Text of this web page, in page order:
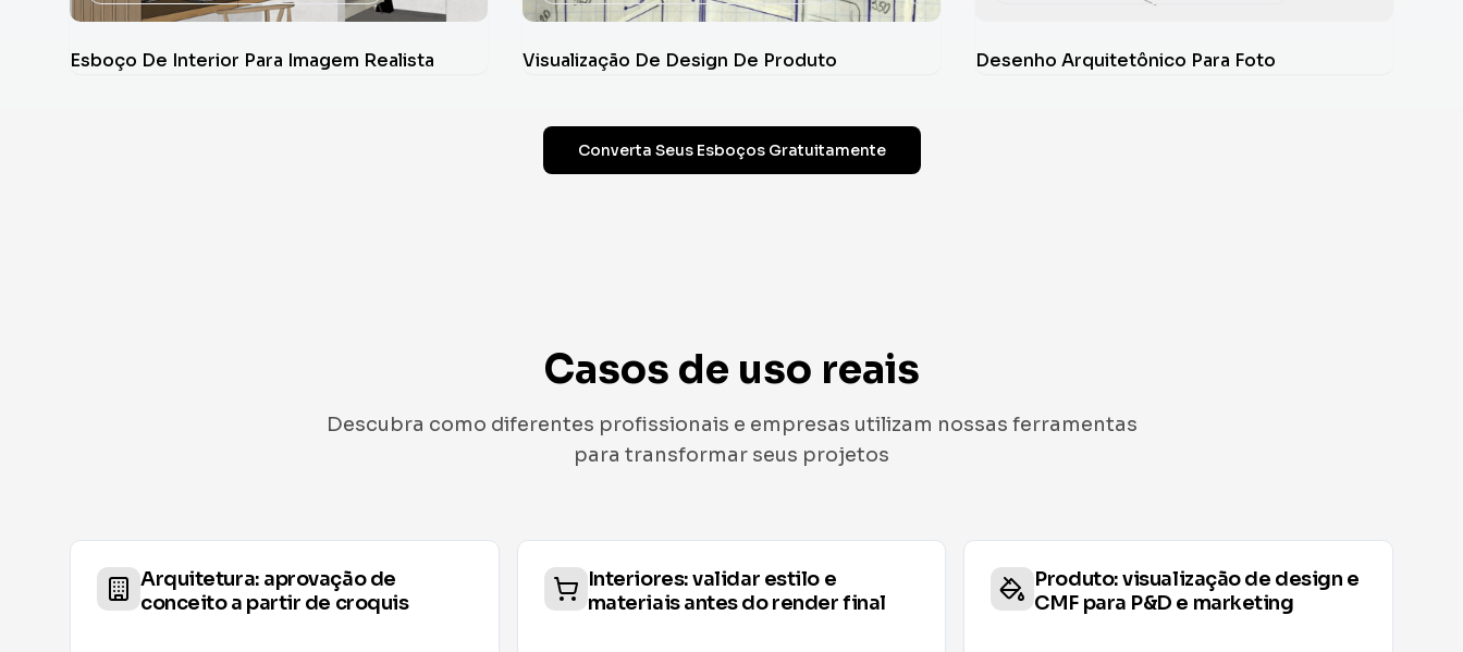
Esboço De Interior Para Imagem Realista Visualização De Design De Produto Desenho Arquitetônico Para Foto
Converta Seus Esboços Gratuitamente
Casos de uso reais
Descubra como diferentes profissionais e empresas utilizam nossas ferramentas
para transformar seus projetos
Interiores: validar estilo e
materiais antes do render final
Produto: visualização de design e
CMF para P&D e marketing
Imobiliário: pré‑venda com
renders rápidos de plantas